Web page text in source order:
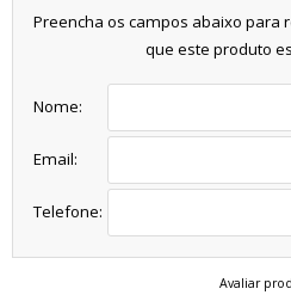
Preencha os campos abaixo para
que este produto
Nome:
Email:
Telefone:
Avaliar